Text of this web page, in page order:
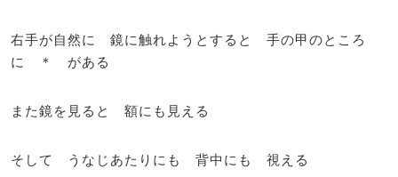
右手が自然に 鏡に触れようとすると 手の甲のところ
に ＊ がある
また鏡を見ると 額にも見える
そして うなじあたりにも 背中にも 視える